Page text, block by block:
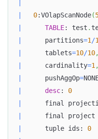
0:VOlapScanNode(
TABLE: test .
      partitions
=1 /1
      tablets
=10/10,
      cardinality
=1 ,
      pushAggOp
=
desc: 0
final
final project
      tuple ids:
0
Doris Summit 26
October 21–22 · Virtual event